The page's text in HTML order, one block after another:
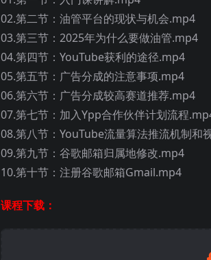
02.第二节：油管平台的现状与机会.mp4
03.第三节：2025年为什么要做油管.mp4
04.第四节：YouTube获利的途径.mp4
05.第五节：广告分成的注意事项.mp4
06.第六节：广告分成较高赛道推荐.mp4
07.第七节：加入Ypp合作伙伴计划流程
08.第八节：YouTube流量算法推流机制和
09.第九节：谷歌邮箱归属地修改.mp4
10.第十节：注册谷歌邮箱Gmail.mp4
课程下载：